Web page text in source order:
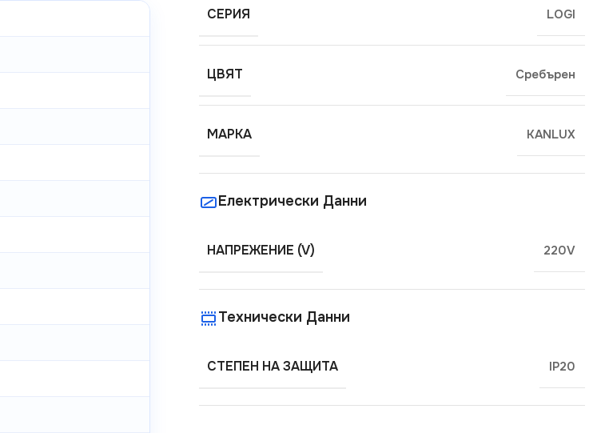
СЕРИЯ LOGI
ЦВЯТ Сребърен
МАРКА KANLUX
Електрически Данни
НАПРЕЖЕНИЕ (V) 220V
Технически Данни
СТЕПЕН НА ЗАЩИТА IP20